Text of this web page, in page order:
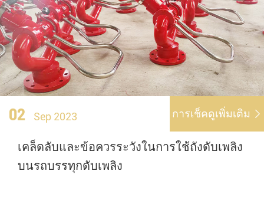
02 Sep 2023 การเช็คดูเพิ่มเติม 
เคล็ดลับและข้อควรระวังในการใช้ถังดับเพลิง
บนรถบรรทุกดับเพลิง